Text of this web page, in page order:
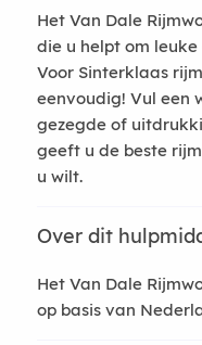
Het Van Dale
die u helpt om
Voor Sinterklaas
eenvoudig! Vul een
gezegde of
geeft u de beste
u wilt.
Over dit
Het Van Dale
op basis van